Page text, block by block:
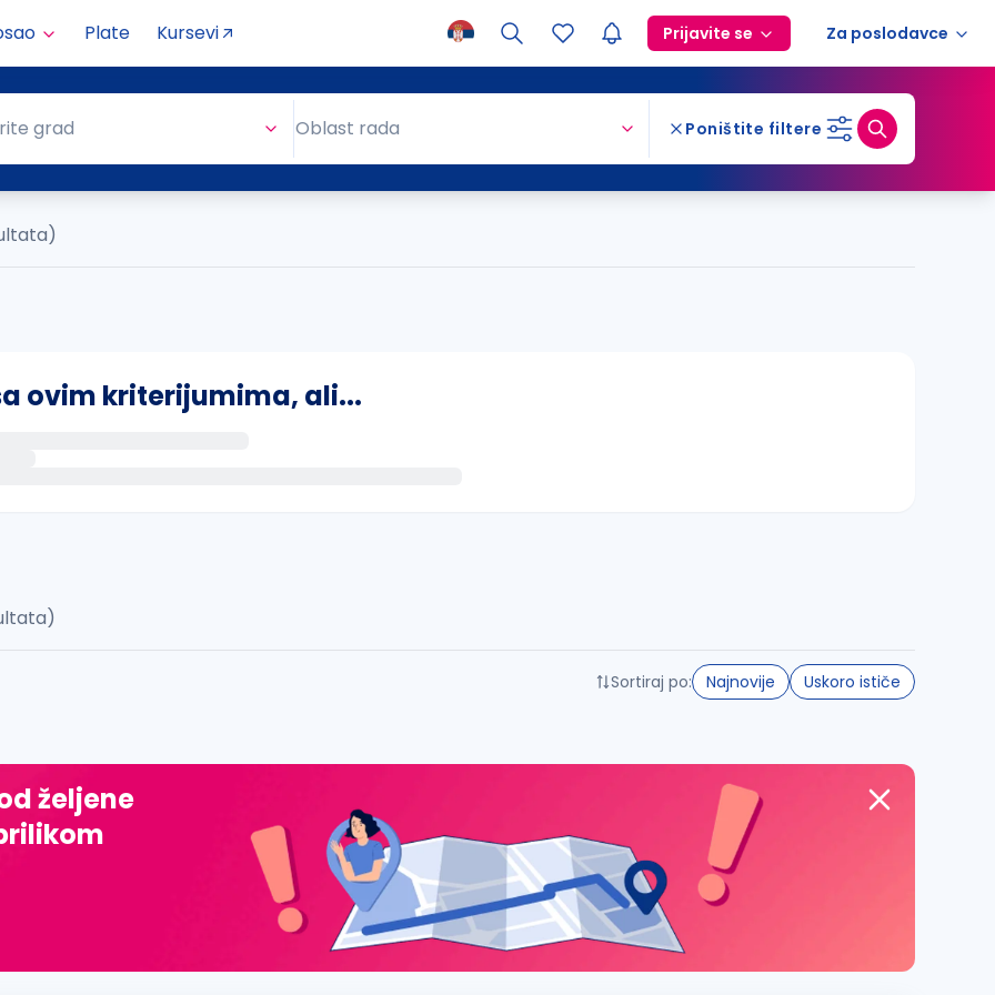
Plate Kursevi Prijavite se Za poslodavce
grad Oblast rada Poništite filtere
ovim kriterijumima, ali...
đ, ž, dž)
Sortiraj po: Najnovije Uskoro ističe
željene